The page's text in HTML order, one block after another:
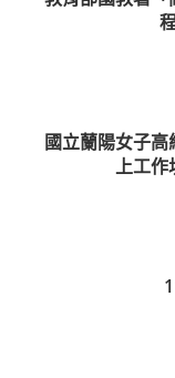
國立蘭陽女子
上工作